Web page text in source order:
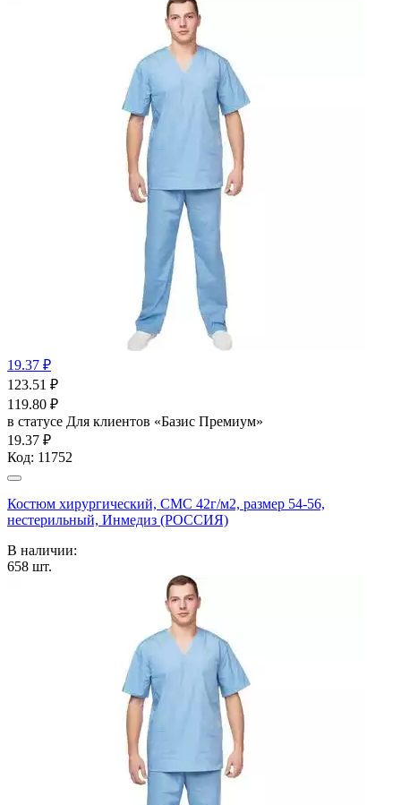
19.37 ₽
123.51 ₽
119.80 ₽
в статусе Для клиентов «Базис Премиум»
19.37 ₽
Код: 11752
Костюм хирургический, СМС 42г/м2, размер 54-56,
нестерильный, Инмедиз (РОССИЯ)
В наличии:
658 шт.